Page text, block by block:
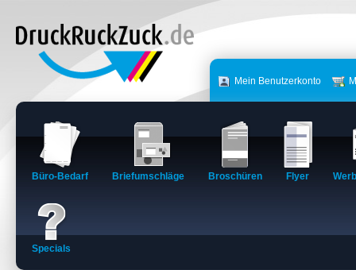
Mein Benutzerkonto
Büro-Bedarf Briefumschläge Broschüren Flyer
Specials